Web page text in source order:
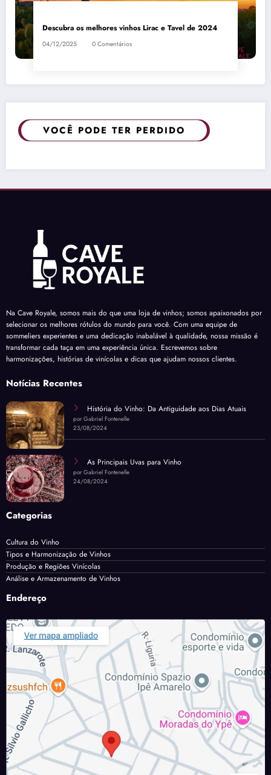
Descubra os melhores vinhos Lirac e Tavel de 2024
04/12/2025 0 Comentários
VOCÊ PODE TER PERDIDO
Na Cave Royale, somos mais do que uma loja de vinhos; somos apaixonados por
selecionar os melhores rótulos do mundo para você. Com uma equipe de
sommeliers experientes e uma dedicação inabalável à qualidade, nossa missão é
transformar cada taça em uma experiência única. Escrevemos sobre
harmonizações, histórias de vinícolas e dicas que ajudam nossos clientes.
Notícias Recentes
História do Vinho: Da Antiguidade aos Dias Atuais
por Gabriel Fontenelle
23/08/2024
As Principais Uvas para Vinho
por Gabriel Fontenelle
24/08/2024
Categorias
Cultura do Vinho
Tipos e Harmonização de Vinhos
Produção e Regiões Vinícolas
Análise e Armazenamento de Vinhos
Endereço